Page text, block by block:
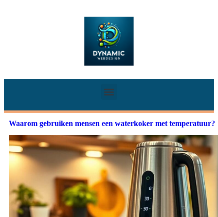
Waarom gebruiken mensen een waterkoker met temperatuur?